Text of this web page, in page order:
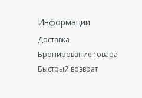
Информации
Доставка
Бронирование товара
Быстрый возврат